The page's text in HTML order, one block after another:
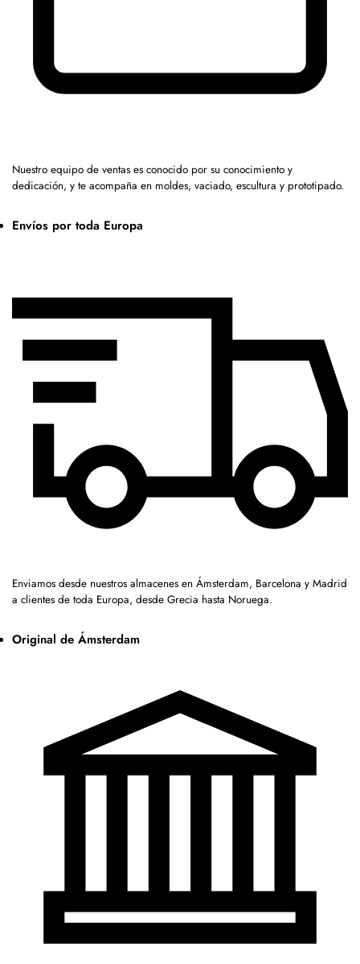
Nuestro equipo de ventas es conocido por su conocimiento y
dedicación, y te acompaña en moldes, vaciado, escultura y prototipado.
Envíos por toda Europa
Enviamos desde nuestros almacenes en Ámsterdam, Barcelona y Madrid
a clientes de toda Europa, desde Grecia hasta Noruega.
Original de Ámsterdam